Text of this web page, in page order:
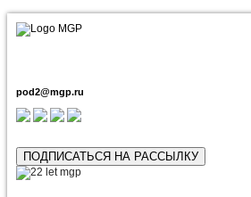
pod2@mgp.ru
ПОДПИСАТЬСЯ НА РАССЫЛКУ